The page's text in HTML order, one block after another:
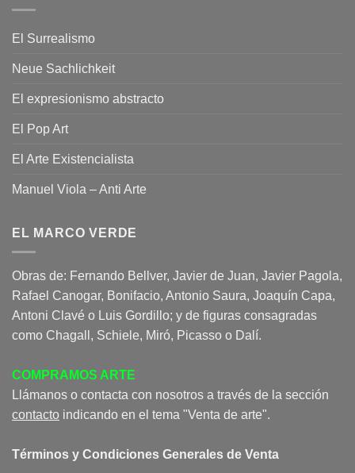
El Surrealismo
Neue Sachlichkeit
El expresionismo abstracto
El Pop Art
El Arte Existencialista
Manuel Viola – Anti Arte
EL MARCO VERDE
Obras de: Fernando Bellver, Javier de Juan, Javier Pagola,
Rafael Canogar, Bonifacio, Antonio Saura, Joaquín Capa,
Antoni Clavé o Luis Gordillo; y de figuras consagradas
como Chagall, Schiele, Miró, Picasso o Dalí.
COMPRAMOS ARTE
Llámanos o contacta con nosotros a través de la sección
contacto indicando en el tema "Venta de arte".
Términos y Condiciones Generales de Venta